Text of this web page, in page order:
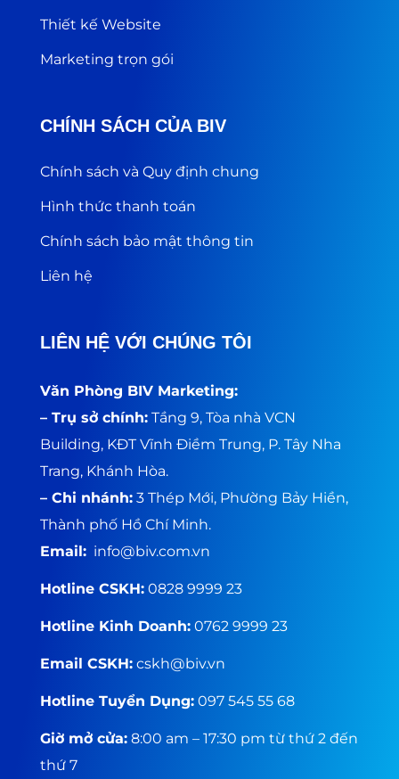
Thiết kế Website
Marketing trọn gói
CHÍNH SÁCH CỦA BIV
Chính sách và Quy định chung
Hình thức thanh toán
Chính sách bảo mật thông tin
Liên hệ
LIÊN HỆ VỚI CHÚNG TÔI
Văn Phòng BIV Marketing:
– Trụ sở chính: Tầng 9, Tòa nhà VCN
Building, KĐT Vĩnh Điềm Trung, P. Tây Nha
Trang, Khánh Hòa.
– Chi nhánh: 3 Thép Mới, Phường Bảy Hiền,
Thành phố Hồ Chí Minh.
Email: info@biv.com.vn
Hotline CSKH: 0828 9999 23
Hotline Kinh Doanh: 0762 9999 23
Email CSKH: cskh@biv.vn
Hotline Tuyển Dụng: 097 545 55 68
Giờ mở cửa: 8:00 am – 17:30 pm từ thứ 2 đến
thứ 7